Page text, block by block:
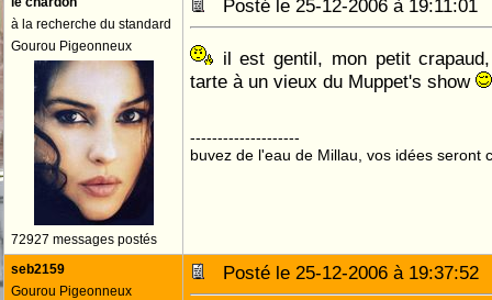
à la recherche du standard
Gourou Pigeonneux
72927 messages postés
Posté le 25-12-2006 à
il est gentil, mon petit
tarte à un vieux du Muppet's show
--------------------
buvez de l'eau de Millau, vos idées seront
seb2159
Gourou Pigeonneux
Posté le 25-12-2006 à